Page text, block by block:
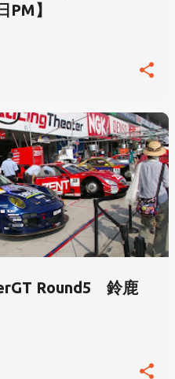
】
Round5 鈴鹿